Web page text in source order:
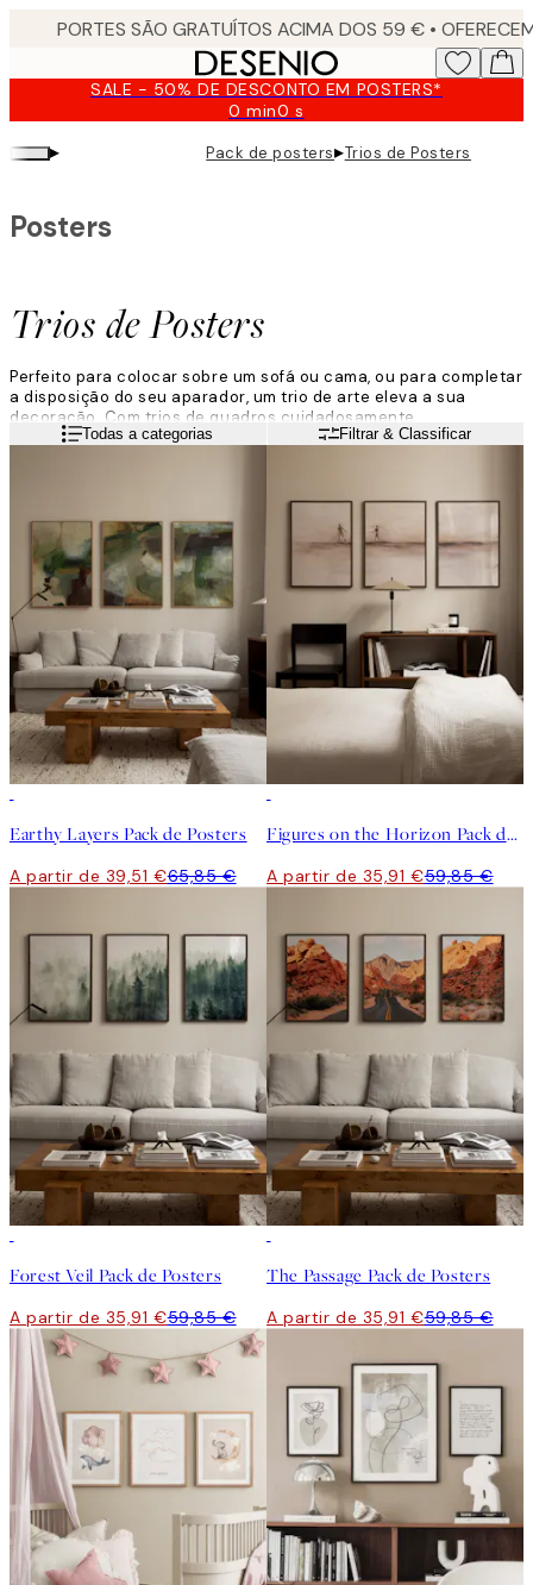
SALE - 50% DE DESCONTO EM POSTERS*
0 min0 s
Válido
2026-
▸ Pack de posters▸Trios de Posters
Trios de Posters
Posters
Perfeito para colocar sobre um sofá ou cama, ou para completar
a disposição do seu aparador, um trio de arte eleva a sua
decoração. Com trios de quadros cuidadosamente
selecionados que abrangem fotografia de natureza, paisagens
Leia maisTodas a categorias Filtrar & Classificar
Earthy Layers Pack de Posters
A partir de 39,51 €65,85 €
Figures on the Horizon Pack de Posters
A partir de 35,91 €59,85 €
Forest Veil Pack de Posters
A partir de 35,91 €59,85 €
The Passage Pack de Posters
A partir de 35,91 €59,85 €